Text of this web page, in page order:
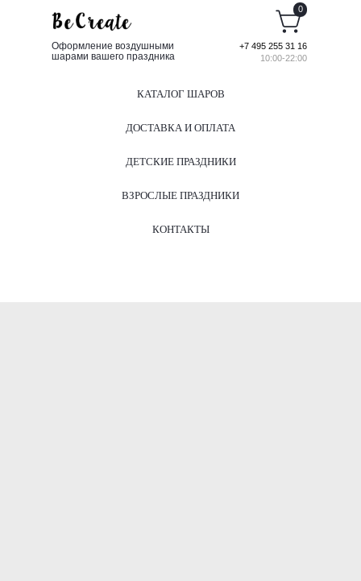
Оформление воздушными
шарами вашего праздника
+7 495 255 31 16
10:00-22:00
0
КАТАЛОГ ШАРОВ
ДОСТАВКА И ОПЛАТА
ДЕТСКИЕ ПРАЗДНИКИ
ВЗРОСЛЫЕ ПРАЗДНИКИ
КОНТАКТЫ